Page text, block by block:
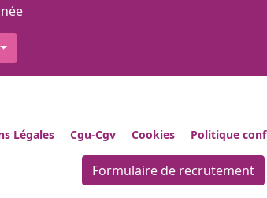
Légales Cgu-Cgv Cookies Politique
Formulaire de recrutement